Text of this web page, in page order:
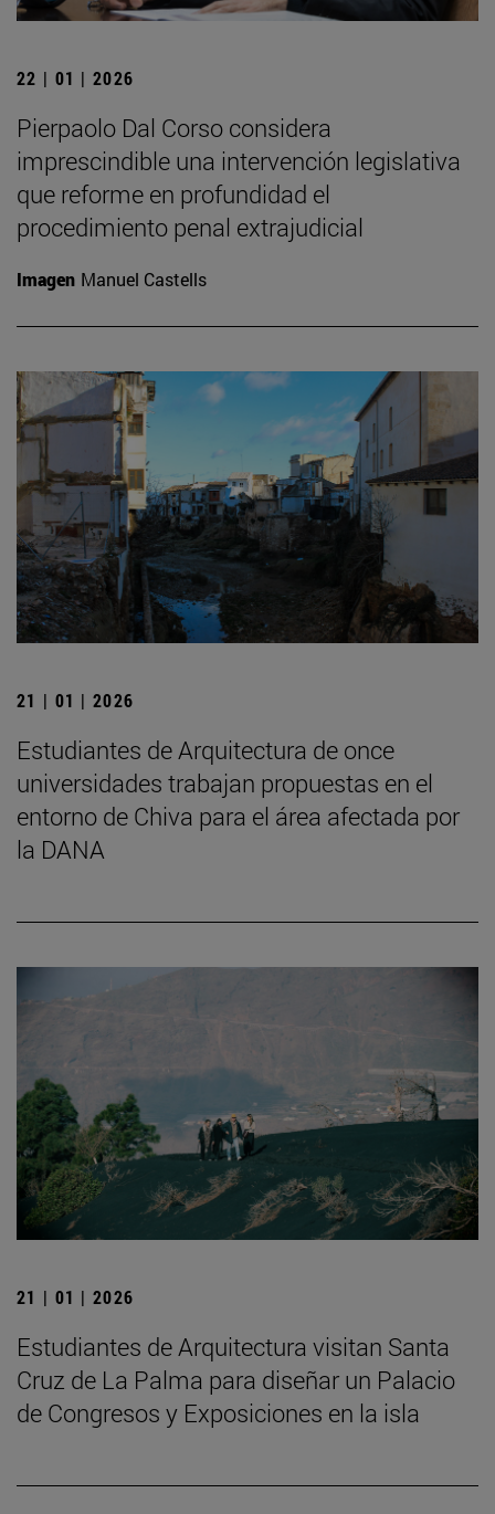
22 | 01 | 2026
Pierpaolo Dal Corso considera
imprescindible una intervención legislativa
que reforme en profundidad el
procedimiento penal extrajudicial
Imagen Manuel Castells
21 | 01 | 2026
Estudiantes de Arquitectura de once
universidades trabajan propuestas en el
entorno de Chiva para el área afectada por
la DANA
21 | 01 | 2026
Estudiantes de Arquitectura visitan Santa
Cruz de La Palma para diseñar un Palacio
de Congresos y Exposiciones en la isla